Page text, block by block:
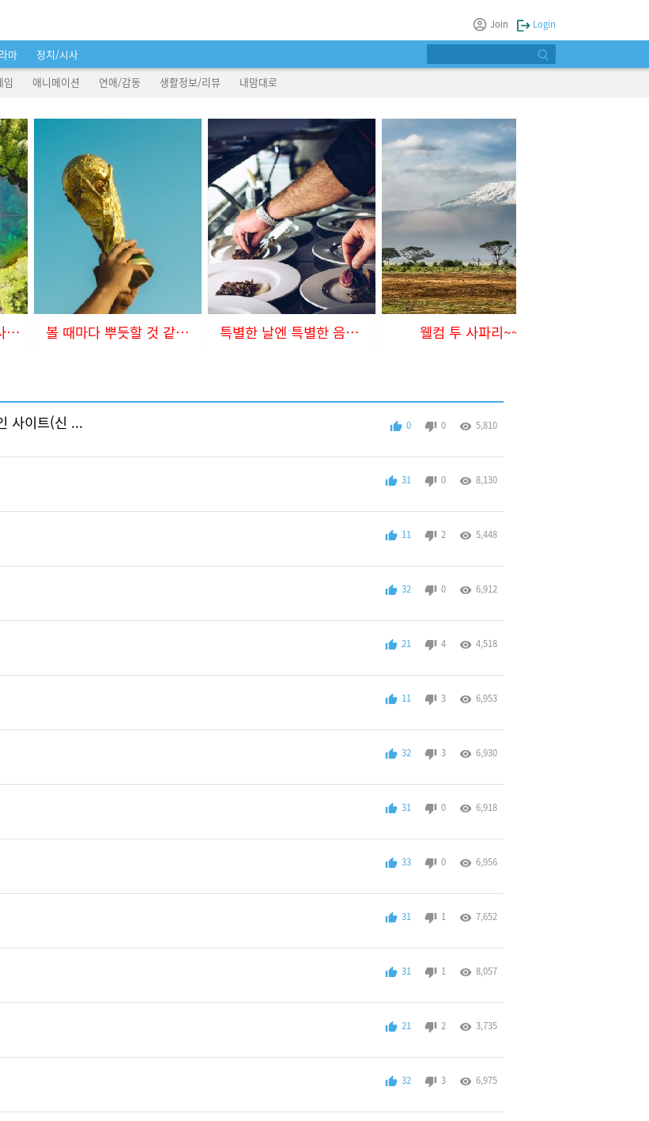
Join Login
마
정치/시사
임 애니메이션 연애/감동 생활정보/리뷰 내맘대로
컴퓨터 바탕화면같은 사진들 볼 때마다 뿌듯할 것 같아요 특별한 날엔 특별한 음식을~ 웰컴 투 사파리~~
사이트(신 ... 0 0 5,810
31 0 8,130
11 2 5,448
32 0 6,912
21 4 4,518
11 3 6,953
32 3 6,930
31 0 6,918
33 0 6,956
31 1 7,652
31 1 8,057
21 2 3,735
32 3 6,975